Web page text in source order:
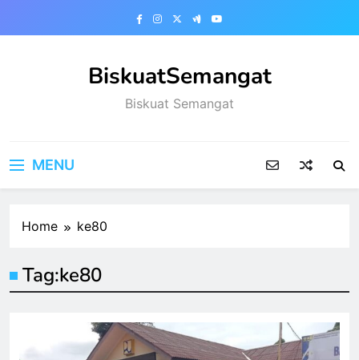
BiskuatSemangat
Biskuat Semangat
MENU
Home ke80
Tag:ke80